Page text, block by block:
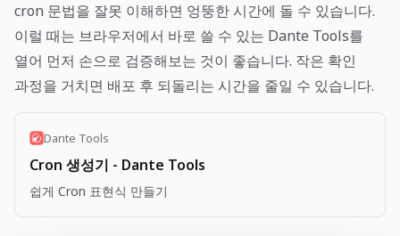
cron 문법을 잘못 이해하면 엉뚱한 시간에 돌 수 있습니다.
이럴 때는 브라우저에서 바로 쓸 수 있는 Dante Tools를
열어 먼저 손으로 검증해보는 것이 좋습니다. 작은 확인
과정을 거치면 배포 후 되돌리는 시간을 줄일 수 있습니다.
Dante Tools
Cron 생성기 - Dante Tools
쉽게 Cron 표현식 만들기